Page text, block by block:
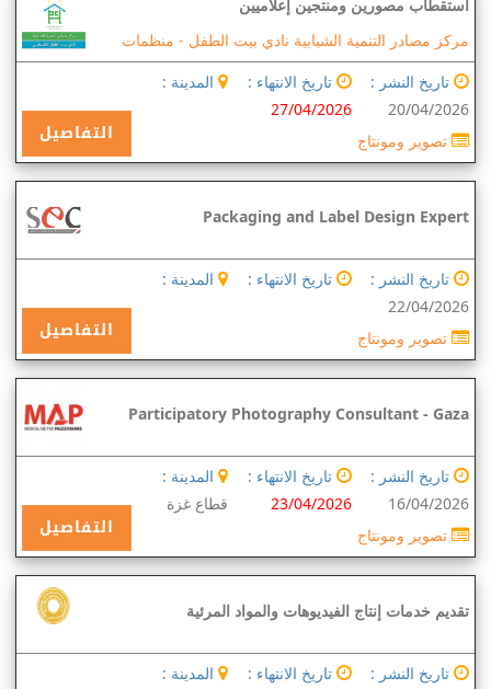
استقطاب مصورين ومنتجين إعلاميين
مركز مصادر التنمية الشبابية نادي بيت الطفل -منظمات
تاريخ النشر :
20/04/2026
تاريخ الانتهاء :
27/04/2026
المدينة :
التفاصيل تصوير ومونتاج
Packaging and Label Design Expert
تاريخ النشر :
22/04/2026
تاريخ الانتهاء : المدينة :
التفاصيل تصوير ومونتاج
Participatory Photography Consultant - Gaza
تاريخ النشر :
16/04/2026
تاريخ الانتهاء :
23/04/2026
المدينة :
قطاع غزة
التفاصيل تصوير ومونتاج
تقديم خدمات إنتاج الفيديوهات والمواد المرئية
تاريخ النشر :
تاريخ الانتهاء :
المدينة :